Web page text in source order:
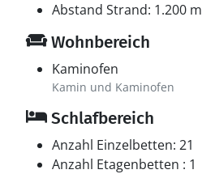
Abstand Strand: 1.200 m
Wohnbereich
Kaminofen
Kamin und Kaminofen
Schlafbereich
Anzahl Einzelbetten: 21
Anzahl Etagenbetten : 1